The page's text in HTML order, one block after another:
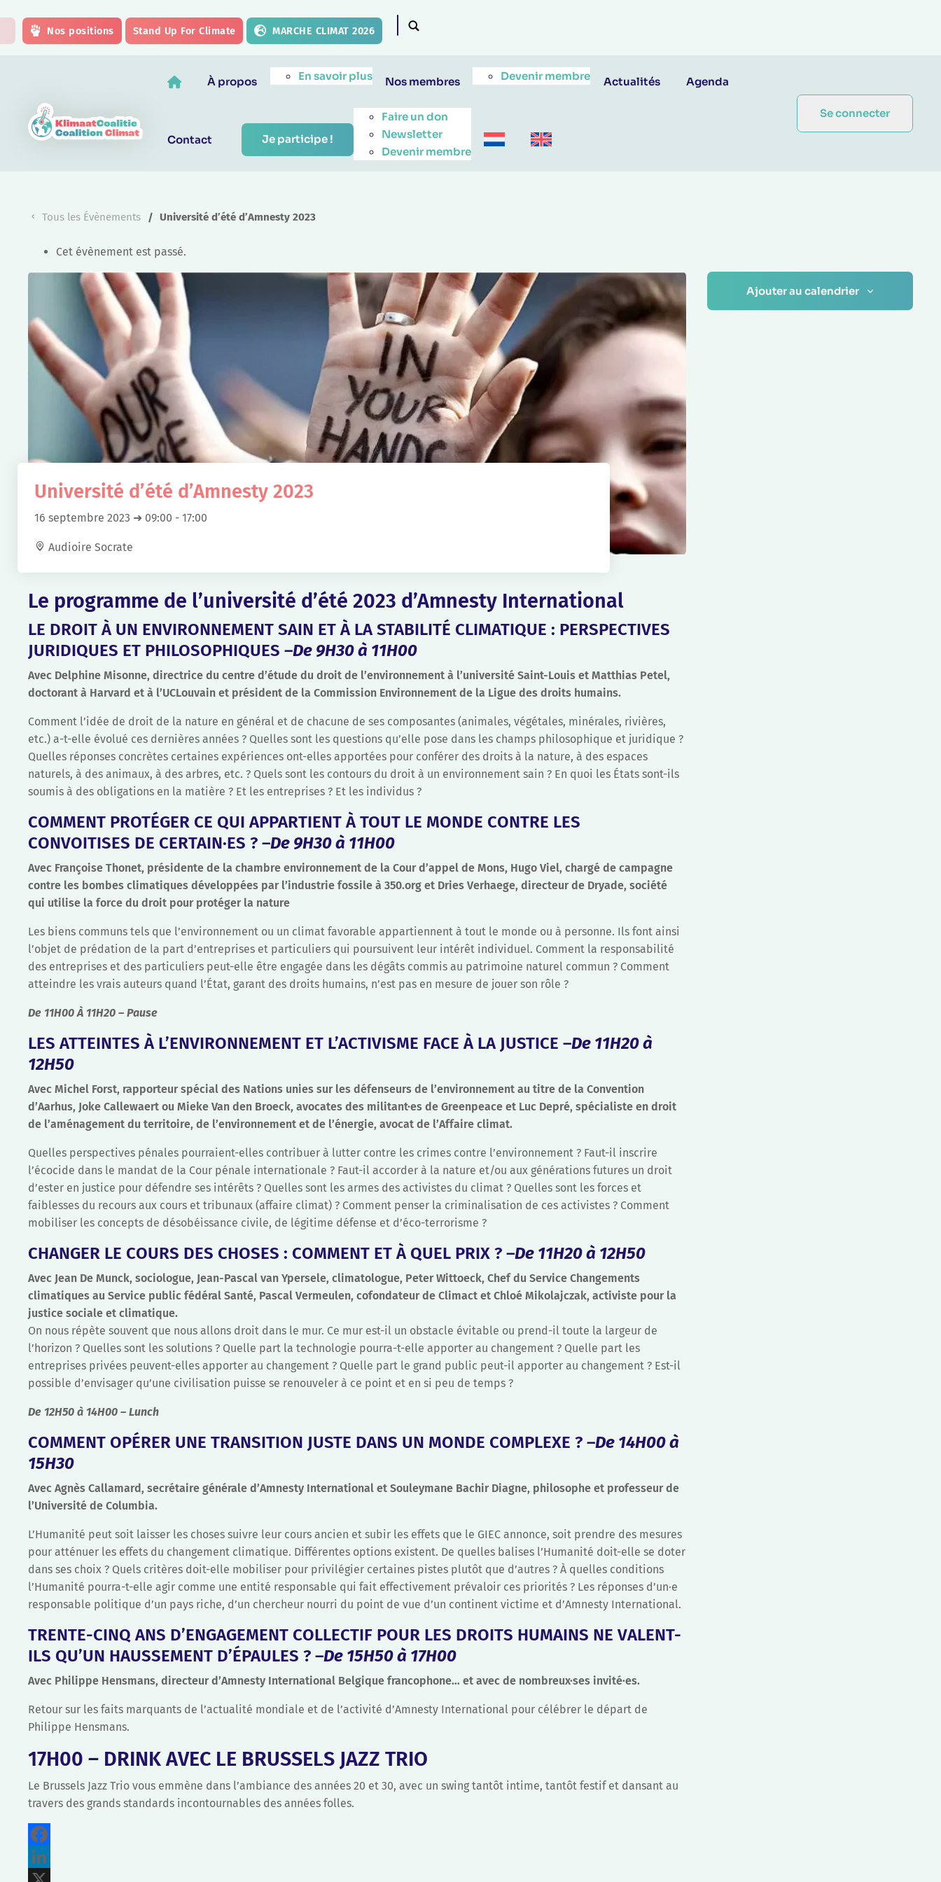
Nos positions Stand Up For Climate MARCHE CLIMAT 2026
À propos En savoir plus Nos membres Devenir membre Actualités Agenda
Contact Je participe !
Faire un don
Newsletter
Devenir membre
Se connecter
Tous les Évènements Université d’été d’Amnesty 2023
Cet évènement est passé.
Université d’été d’Amnesty 2023
16 septembre 2023 ➜ 09:00 -17:00
Audioire Socrate
Le programme de l’université d’été 2023 d’Amnesty International
LE DROIT À UN ENVIRONNEMENT SAIN ET À LA STABILITÉ CLIMATIQUE : PERSPECTIVES
JURIDIQUES ET PHILOSOPHIQUES –De 9H30 à 11H00
Avec Delphine Misonne, directrice du centre d’étude du droit de l’environnement à l’université Saint-Louis et Matthias Petel,
doctorant à Harvard et à l’UCLouvain et président de la Commission Environnement de la Ligue des droits humains.
Comment l’idée de droit de la nature en général et de chacune de ses composantes (animales, végétales, minérales, rivières,
etc.) a-t-elle évolué ces dernières années ? Quelles sont les questions qu’elle pose dans les champs philosophique et juridique ?
Quelles réponses concrètes certaines expériences ont-elles apportées pour conférer des droits à la nature, à des espaces
naturels, à des animaux, à des arbres, etc. ? Quels sont les contours du droit à un environnement sain ? En quoi les États sont-ils
soumis à des obligations en la matière ? Et les entreprises ? Et les individus ?
COMMENT PROTÉGER CE QUI APPARTIENT À TOUT LE MONDE CONTRE LES
CONVOITISES DE CERTAIN·ES ? –De 9H30 à 11H00
Avec Françoise Thonet, présidente de la chambre environnement de la Cour d’appel de Mons, Hugo Viel, chargé de campagne
contre les bombes climatiques développées par l’industrie fossile à 350.org et Dries Verhaege, directeur de Dryade, société
qui utilise la force du droit pour protéger la nature
Les biens communs tels que l’environnement ou un climat favorable appartiennent à tout le monde ou à personne. Ils font ainsi
l’objet de prédation de la part d’entreprises et particuliers qui poursuivent leur intérêt individuel. Comment la responsabilité
des entreprises et des particuliers peut-elle être engagée dans les dégâts commis au patrimoine naturel commun ? Comment
atteindre les vrais auteurs quand l’État, garant des droits humains, n’est pas en mesure de jouer son rôle ?
De 11H00 À 11H20 – Pause
LES ATTEINTES À L’ENVIRONNEMENT ET L’ACTIVISME FACE À LA JUSTICE –De 11H20 à
12H50
Avec Michel Forst, rapporteur spécial des Nations unies sur les défenseurs de l’environnement au titre de la Convention
d’Aarhus, Joke Callewaert ou Mieke Van den Broeck, avocates des militant·es de Greenpeace et Luc Depré, spécialiste en droit
de l’aménagement du territoire, de l’environnement et de l’énergie, avocat de l’Affaire climat.
Quelles perspectives pénales pourraient-elles contribuer à lutter contre les crimes contre l’environnement ? Faut-il inscrire
l’écocide dans le mandat de la Cour pénale internationale ? Faut-il accorder à la nature et/ou aux générations futures un droit
d’ester en justice pour défendre ses intérêts ? Quelles sont les armes des activistes du climat ? Quelles sont les forces et
faiblesses du recours aux cours et tribunaux (affaire climat) ? Comment penser la criminalisation de ces activistes ? Comment
mobiliser les concepts de désobéissance civile, de légitime défense et d’éco-terrorisme ?
CHANGER LE COURS DES CHOSES : COMMENT ET À QUEL PRIX ? –De 11H20 à 12H50
Avec Jean De Munck, sociologue, Jean-Pascal van Ypersele, climatologue, Peter Wittoeck, Chef du Service Changements
climatiques au Service public fédéral Santé, Pascal Vermeulen, cofondateur de Climact et Chloé Mikolajczak, activiste pour la
justice sociale et climatique.
On nous répète souvent que nous allons droit dans le mur. Ce mur est-il un obstacle évitable ou prend-il toute la largeur de
l’horizon ? Quelles sont les solutions ? Quelle part la technologie pourra-t-elle apporter au changement ? Quelle part les
entreprises privées peuvent-elles apporter au changement ? Quelle part le grand public peut-il apporter au changement ? Est-il
possible d’envisager qu’une civilisation puisse se renouveler à ce point et en si peu de temps ?
De 12H50 à 14H00 – Lunch
COMMENT OPÉRER UNE TRANSITION JUSTE DANS UN MONDE COMPLEXE ? –De 14H00 à
15H30
Avec Agnès Callamard, secrétaire générale d’Amnesty International et Souleymane Bachir Diagne, philosophe et professeur de
l’Université de Columbia.
L’Humanité peut soit laisser les choses suivre leur cours ancien et subir les effets que le GIEC annonce, soit prendre des mesures
pour atténuer les effets du changement climatique. Différentes options existent. De quelles balises l’Humanité doit-elle se doter
dans ses choix ? Quels critères doit-elle mobiliser pour privilégier certaines pistes plutôt que d’autres ? À quelles conditions
l’Humanité pourra-t-elle agir comme une entité responsable qui fait effectivement prévaloir ces priorités ? Les réponses d’un·e
responsable politique d’un pays riche, d’un chercheur nourri du point de vue d’un continent victime et d’Amnesty International.
TRENTE-CINQ ANS D’ENGAGEMENT COLLECTIF POUR LES DROITS HUMAINS NE VALENT-
ILS QU’UN HAUSSEMENT D’ÉPAULES ? –De 15H50 à 17H00
Avec Philippe Hensmans, directeur d’Amnesty International Belgique francophone… et avec de nombreux·ses invité·es.
Retour sur les faits marquants de l’actualité mondiale et de l’activité d’Amnesty International pour célébrer le départ de
Philippe Hensmans.
17H00 – DRINK AVEC LE BRUSSELS JAZZ TRIO
Le Brussels Jazz Trio vous emmène dans l’ambiance des années 20 et 30, avec un swing tantôt intime, tantôt festif et dansant au
travers des grands standards incontournables des années folles.
Facebook
LinkedIn
Ajouter au calendrier